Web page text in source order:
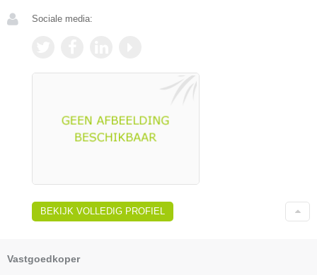
Sociale media:
BEKIJK VOLLEDIG PROFIEL
Vastgoedkoper